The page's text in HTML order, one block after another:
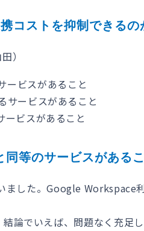
コストを抑制できる
）
ビスがあること
サービスがあること
ビスがあること
等のサービスがある
した。Google Workspace
論でいえば、問題なく充足